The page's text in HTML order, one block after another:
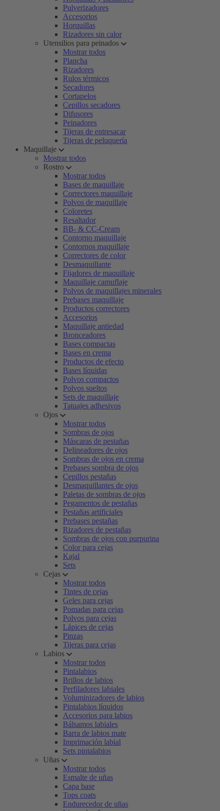
Pulverizadores
Accesorios
Horquillas
Rizadores sin calor
Utensilios para peinados
Mostrar todos
Plancha
Rizadores
Rulos térmicos
Secadores
Cortapelos
Cepillos secadores
Difusores
Peinadores
Tijeras de entresacar
Tijeras de peluquería
Maquillaje
Mostrar todos
Rostro
Mostrar todos
Bases de maquillaje
Correctores maquillaje
Polvos de maquillaje
Coloretes
Resaltador
BB- & CC-Cream
Contorno maquillaje
Contornos maquillaje
Correctores de color
Desmaquillante
Fijadores de maquillaje
Maquillaje camuflaje
Polvos de maquillajes minerales
Prebases maquillaje
Productos correctores
Accesorios
Maquillaje antiedad
Bronceadores
Bases compactas
Bases en crema
Productos de efecto
Bases líquidas
Polvos compactos
Polvos sueltos
Sets de maquillaje
Tatuajes adhesivos
Ojos
Mostrar todos
Sombras de ojos
Máscaras de pestañas
Delineadores de ojos
Sombras de ojos en crema
Prebases sombra de ojos
Cepillos pestañas
Desmaquillantes de ojos
Paletas de sombras de ojos
Pegamentos de pestañas
Pestañas artificiales
Prebases pestañas
Rizadores de pestañas
Sombras de ojos con purpurina
Color para cejas
Kajal
Sets
Cejas
Mostrar todos
Tintes de cejas
Geles para cejas
Pomadas para cejas
Polvos para cejas
Lápices de cejas
Pinzas
Tijeras para cejas
Labios
Mostrar todos
Pintalabios
Brillos de labios
Perfiladores labiales
Voluminizadores de labios
Pintalabios líquidos
Accesorios para labios
Bálsamos labiales
Barra de labios mate
Imprimación labial
Sets pintalabios
Uñas
Mostrar todos
Esmalte de uñas
Capa base
Tops coats
Endurecedor de uñas